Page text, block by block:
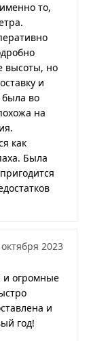
то,
высоты, но
и
во
на
как
Была
2023
и огромные
и
год!